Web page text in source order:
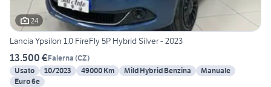
24
Lancia Ypsilon 1.0 FireFly 5P Hybrid Silver - 2023
13.500 €Falerna (CZ)
Usato
10/2023 49000 Km Mild Hybrid Benzina
Manuale
Euro 6e